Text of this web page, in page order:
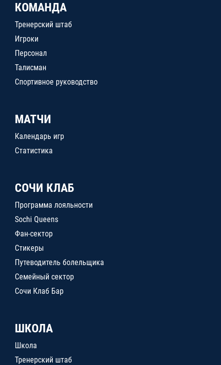
КОМАНДА
Тренерский штаб
Игроки
Персонал
Талисман
Спортивное руководство
МАТЧИ
Календарь игр
Статистика
СОЧИ КЛАБ
Программа лояльности
Sochi Queens
Фан-сектор
Стикеры
Путеводитель болельщика
Семейный сектор
Сочи Клаб Бар
ШКОЛА
Школа
Тренерский штаб